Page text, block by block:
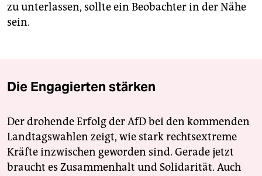
zu unterlassen, sollte ein Beobachter in der Nähe
sein.
Die Engagierten stärken
Der drohende Erfolg der AfD bei den kommenden
Landtagswahlen zeigt, wie stark rechtsextreme
Kräfte inzwischen geworden sind. Gerade jetzt
braucht es Zusammenhalt und Solidarität. Auch